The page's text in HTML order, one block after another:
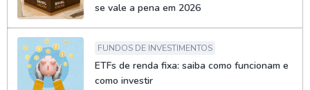
se vale a pena em 2026
FUNDOS DE INVESTIMENTOS
ETFs de renda fixa: saiba como funcionam e
como investir